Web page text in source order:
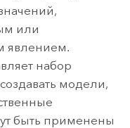
или
явлением.
набор
модели,
быть применены